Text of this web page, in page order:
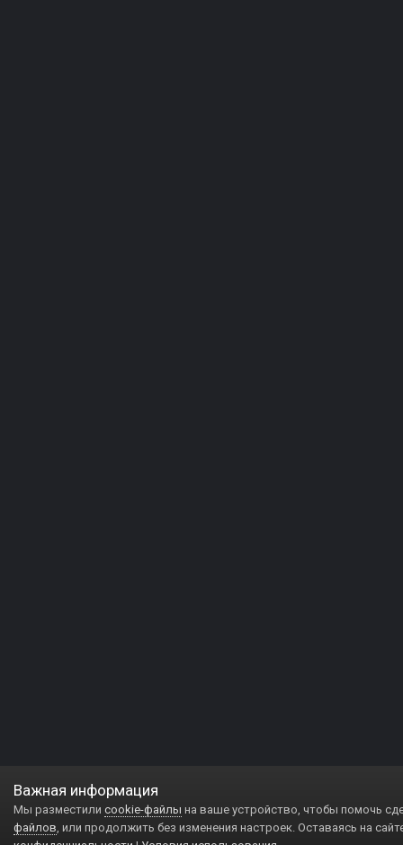
Важная информация
Мы разместили cookie-файлы на ваше устройство, чтобы помочь
файлов, или продолжить без изменения настроек. Оставаясь на